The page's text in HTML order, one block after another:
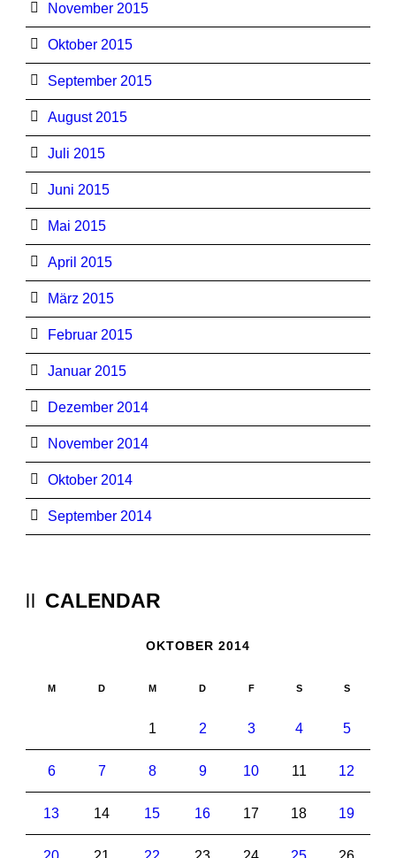
November 2015
Oktober 2015
September 2015
August 2015
Juli 2015
Juni 2015
Mai 2015
April 2015
März 2015
Februar 2015
Januar 2015
Dezember 2014
November 2014
Oktober 2014
September 2014
CALENDAR
OKTOBER 2014
M D M D F S S
1 2 3 4 5
6 7 8 9 10 11 12
13 14 15 16 17 18 19